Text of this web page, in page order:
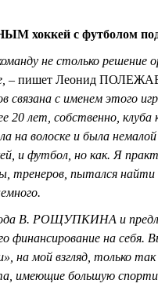
с футболом
не столько решение
– пишет Леонид
связана с именем
20 лет, собственно,
на волоске и была
и футбол, но как. Я
тренеров, пытался найти
В. РОЩУПКИНА и
финансирование на себя.
на мой взгляд, только
имеющие большую